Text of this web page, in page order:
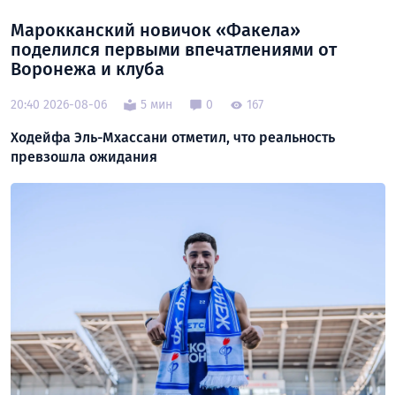
Марокканский новичок «Факела»
поделился первыми впечатлениями от
Воронежа и клуба
20:40 2026-08-06 5 мин 0 167
Ходейфа Эль-Мхассани отметил, что реальность
превзошла ожидания